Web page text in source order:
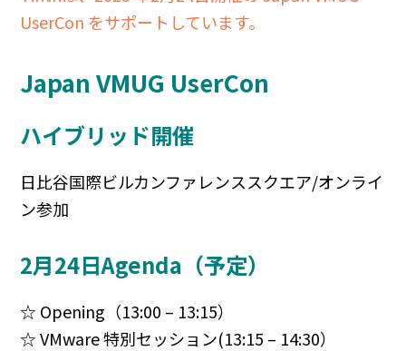
UserCon をサポートしています。
Japan VMUG UserCon
ハイブリッド開催
日比谷国際ビルカンファレンススクエア/オンライ
ン参加
2月24日Agenda（予定）
☆ Opening（13:00 – 13:15）
☆ VMware 特別セッション(13:15 – 14:30）